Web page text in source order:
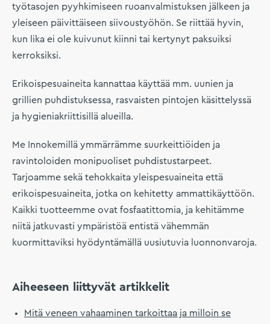
työtasojen pyyhkimiseen ruoanvalmistuksen jälkeen ja
yleiseen päivittäiseen siivoustyöhön. Se riittää hyvin,
kun lika ei ole kuivunut kiinni tai kertynyt paksuiksi
kerroksiksi.
Erikoispesuaineita kannattaa käyttää mm. uunien ja
grillien puhdistuksessa, rasvaisten pintojen käsittelyssä
ja hygieniakriittisillä alueilla.
Me Innokemillä ymmärrämme suurkeittiöiden ja
ravintoloiden monipuoliset puhdistustarpeet.
Tarjoamme sekä tehokkaita yleispesuaineita että
erikoispesuaineita, jotka on kehitetty ammattikäyttöön.
Kaikki tuotteemme ovat fosfaatittomia, ja kehitämme
niitä jatkuvasti ympäristöä entistä vähemmän
kuormittaviksi hyödyntämällä uusiutuvia luonnonvaroja.
Aiheeseen liittyvät artikkelit
Mitä veneen vahaaminen tarkoittaa ja milloin se